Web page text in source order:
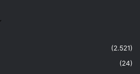
(2.521)
(24)